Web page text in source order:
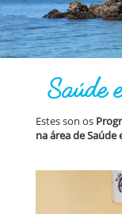
PLANProgramas |
Saúde
Estes son os
na área de Saúde